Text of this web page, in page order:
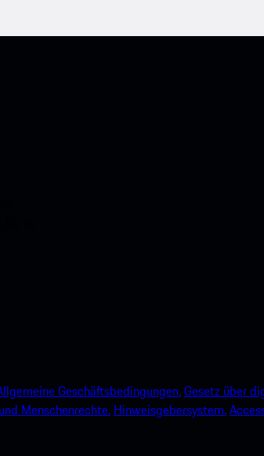
Geschäftsbedingungen.Gesetz über
Menschenrechte. Hinweisgebersystem.